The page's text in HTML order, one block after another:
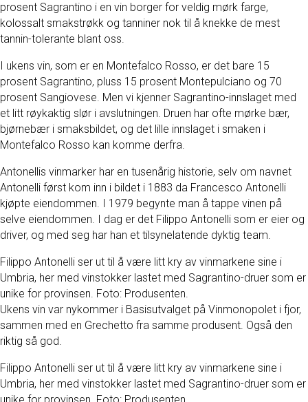
prosent Sagrantino i en vin borger for veldig mørk farge,
kolossalt smakstrøkk og tanniner nok til å knekke de mest
tannin-tolerante blant oss.
I ukens vin, som er en Montefalco Rosso, er det bare 15
prosent Sagrantino, pluss 15 prosent Montepulciano og 70
prosent Sangiovese. Men vi kjenner Sagrantino-innslaget med
et litt røykaktig slør i avslutningen. Druen har ofte mørke bær,
bjørnebær i smaksbildet, og det lille innslaget i smaken i
Montefalco Rosso kan komme derfra.
Antonellis vinmarker har en tusenårig historie, selv om navnet
Antonelli først kom inn i bildet i 1883 da Francesco Antonelli
kjøpte eiendommen. I 1979 begynte man å tappe vinen på
selve eiendommen. I dag er det Filippo Antonelli som er eier og
driver, og med seg har han et tilsynelatende dyktig team.
Filippo Antonelli ser ut til å være litt kry av vinmarkene sine i
Umbria, her med vinstokker lastet med Sagrantino-druer som er
unike for provinsen. Foto: Produsenten.
Ukens vin var nykommer i Basisutvalget på Vinmonopolet i fjor,
sammen med en Grechetto fra samme produsent. Også den
riktig så god.
Filippo Antonelli ser ut til å være litt kry av vinmarkene sine i
Umbria, her med vinstokker lastet med Sagrantino-druer som er